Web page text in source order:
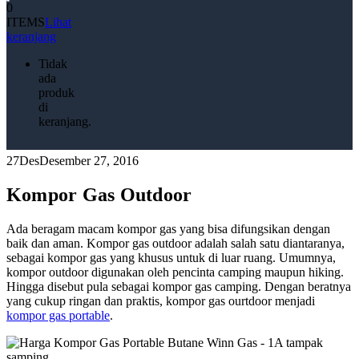
0
ITEMSLihat
keranjang
Tidak
ada
produk
di
keranjang.
27DesDesember 27, 2016
Kompor Gas Outdoor
Ada beragam macam kompor gas yang bisa difungsikan dengan
baik dan aman. Kompor gas outdoor adalah salah satu diantaranya,
sebagai kompor gas yang khusus untuk di luar ruang. Umumnya,
kompor outdoor digunakan oleh pencinta camping maupun hiking.
Hingga disebut pula sebagai kompor gas camping. Dengan beratnya
yang cukup ringan dan praktis, kompor gas ourtdoor menjadi
kompor gas portable.